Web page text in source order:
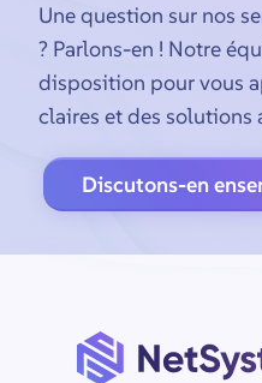
Une question sur nos
? Parlons-en ! Notre
disposition pour vous
claires et des solutions
Discutons-en